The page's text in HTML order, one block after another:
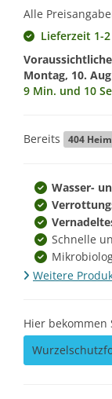
Alle
Lieferzeit 1-
Montag, 10.
9 Min. und 9
Bereits 404
Wasser-
Schnelle
Weitere
Hier bekommen